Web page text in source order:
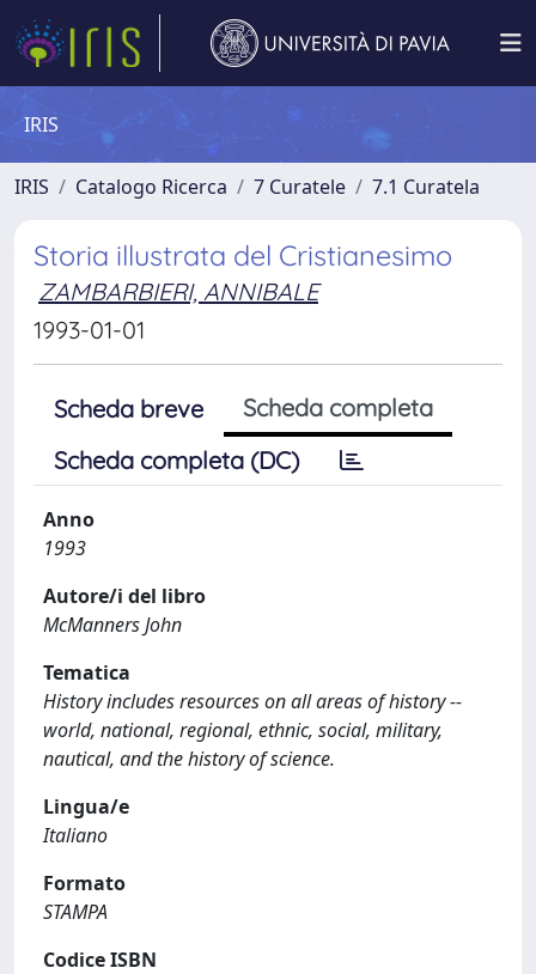
IRIS
IRIS Catalogo Ricerca 7 Curatele 7.1 Curatela
Storia illustrata del Cristianesimo
ZAMBARBIERI, ANNIBALE
1993-01-01
Scheda breve
Scheda completa
Scheda completa (DC)
Anno
1993
Autore/i del libro
McManners John
Tematica
History includes resources on all areas of history --
world, national, regional, ethnic, social, military,
nautical, and the history of science.
Lingua/e
Italiano
Formato
STAMPA
Codice ISBN